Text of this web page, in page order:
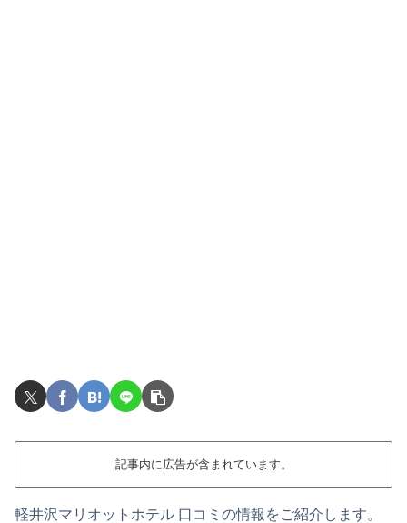
記事内に広告が含まれています。
軽井沢マリオットホテル 口コミの情報をご紹介します。